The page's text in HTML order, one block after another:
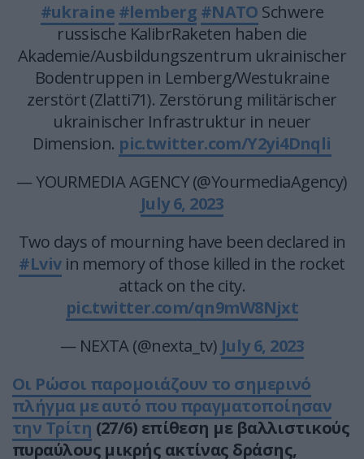
#ukraine #lemberg #NATO Schwere
russische KalibrRaketen haben die
Akademie/Ausbildungszentrum ukrainischer
Bodentruppen in Lemberg/Westukraine
zerstört (Zlatti71). Zerstörung militärischer
ukrainischer Infrastruktur in neuer
Dimension. pic.twitter.com/Y2yi4Dnqli
— YOURMEDIA AGENCY (@YourmediaAgency)
July 6, 2023
Two days of mourning have been declared in
#Lvivin memory of those killed in the rocket
attack on the city.
pic.twitter.com/qn9mW8Njxt
— NEXTA (@nexta_tv) July 6, 2023
Οι Ρώσοι παρομοιάζουν το σημερινό
πλήγμα με αυτό που πραγματοποίησαν
την Τρίτη (27/6) επίθεση με βαλλιστικούς
πυραύλους μικρής ακτίνας δράσης,